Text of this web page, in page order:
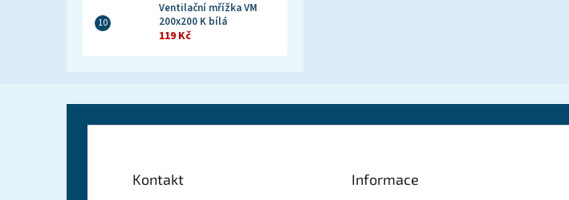
Ventilační mřížka VM
200x200 K bílá
119 Kč
Kontakt Informace